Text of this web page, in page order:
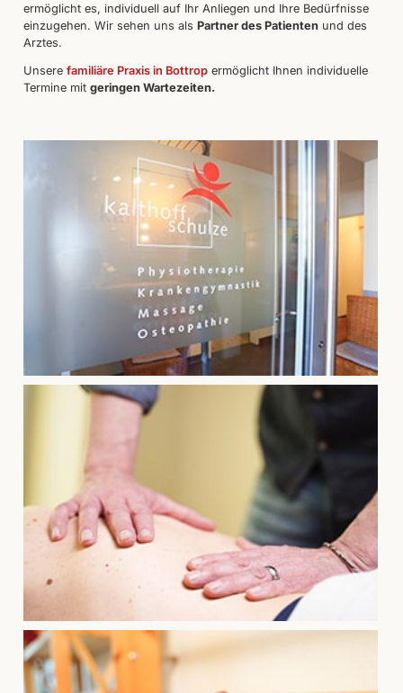
ermöglicht es, individuell auf Ihr Anliegen und Ihre Bedürfnisse
einzugehen. Wir sehen uns als Partner des Patienten und des
Arztes.
Unsere familiäre Praxis in Bottrop ermöglicht Ihnen individuelle
Termine mit geringen Wartezeiten.